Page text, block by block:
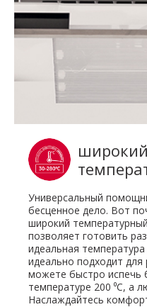
Универсальный
бесценное дело. Вот
широкий
позволяет готовить
идеальная
идеально подходит
можете быстро испечь
температуре 200 ⁰C, а
Наслаждайтесь